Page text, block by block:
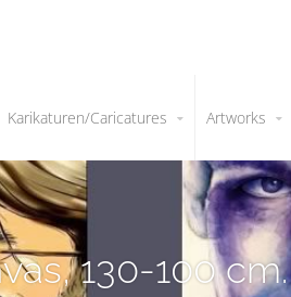
Karikaturen/Caricatures Artworks
130-100 cm.